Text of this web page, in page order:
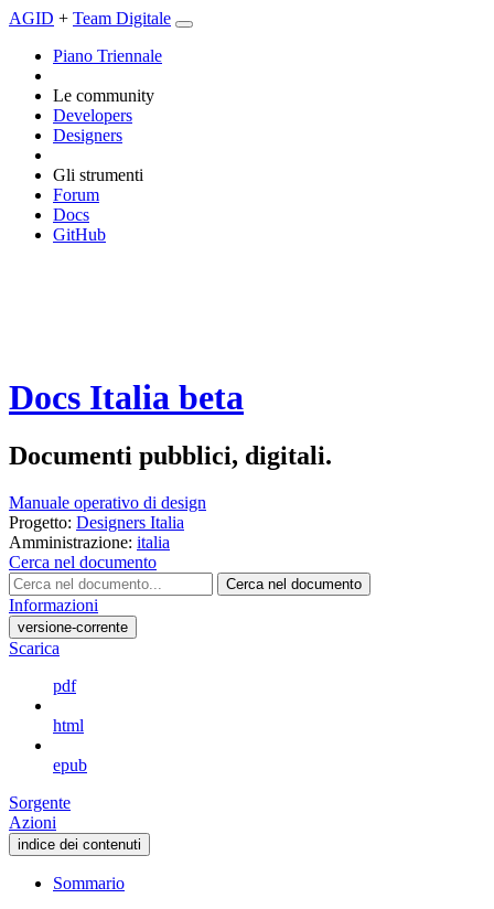
AGID + Team Digitale
Piano Triennale
Le community
Developers
Designers
Gli strumenti
Forum
Docs
GitHub
Docs Italia beta
Documenti pubblici, digitali.
Manuale operativo di design
Progetto: Designers Italia
Amministrazione: italia
Cerca nel documento
Cerca nel documento
Informazioni
versione-corrente
Scarica
pdf
html
epub
Sorgente
Azioni
indice dei contenuti
Sommario